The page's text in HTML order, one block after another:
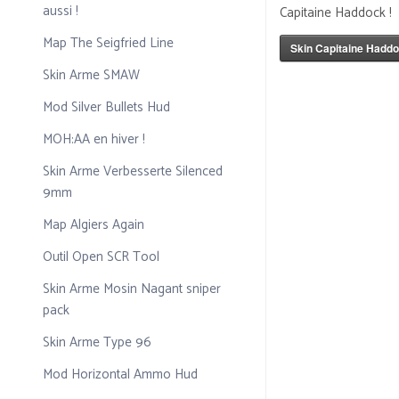
Capitaine Haddock !
Skin Capitaine
aussi !
Map The Seigfried Line
Skin Arme SMAW
Mod Silver Bullets Hud
MOH:AA en hiver !
Skin Arme Verbesserte Silenced
9mm
Map Algiers Again
Outil Open SCR Tool
Skin Arme Mosin Nagant sniper
pack
Skin Arme Type 96
Mod Horizontal Ammo Hud